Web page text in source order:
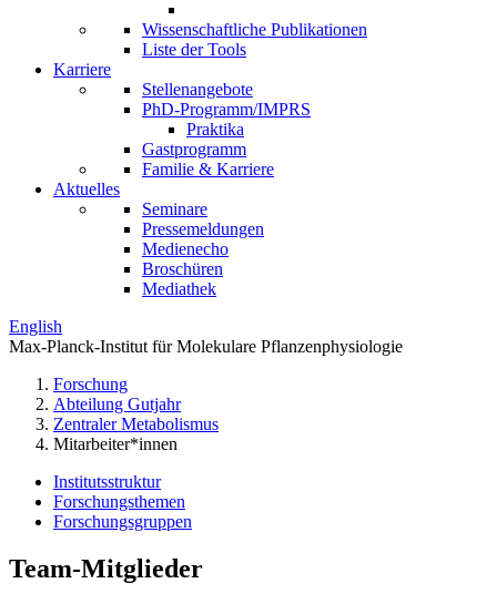
Wissenschaftliche Publikationen
Liste der Tools
Karriere
Stellenangebote
PhD-Programm/IMPRS
Praktika
Gastprogramm
Familie & Karriere
Aktuelles
Seminare
Pressemeldungen
Medienecho
Broschüren
Mediathek
English
Max-Planck-Institut für Molekulare Pflanzenphysiologie
Forschung
Abteilung Gutjahr
Zentraler Metabolismus
Mitarbeiter*innen
Institutsstruktur
Forschungsthemen
Forschungsgruppen
Team-Mitglieder